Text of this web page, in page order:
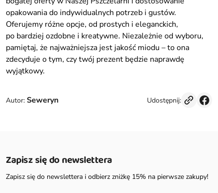
opakowania do indywidualnych potrzeb i gustów.
Oferujemy różne opcje, od prostych i eleganckich,
po bardziej ozdobne i kreatywne. Niezależnie od wyboru,
pamiętaj, że najważniejsza jest jakość miodu – to ona
zdecyduje o tym, czy twój prezent będzie naprawdę
wyjątkowy.
Autor: Seweryn Udostępnij:
Zapisz się do newslettera
Zapisz się do newslettera i odbierz zniżkę 15% na pierwsze zakupy!